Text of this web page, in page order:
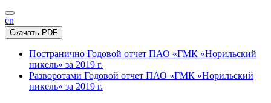
en
Скачать PDF
Постранично Годовой отчет ПАО «ГМК «Норильский
никель» за 2019 г.
Разворотами Годовой отчет ПАО «ГМК «Норильский
никель» за 2019 г.